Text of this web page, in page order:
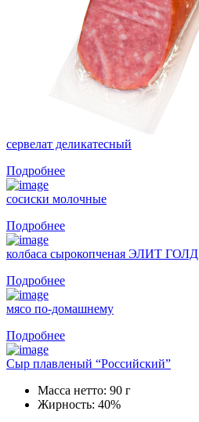
сервелат деликатесный
Подробнее
сосиски молочные
Подробнее
колбаса сырокопченая ЭЛИТ ГОЛД
Подробнее
мясо по-домашнему
Подробнее
Сыр плавленый “Российский”
Масса нетто: 90 г
Жирность: 40%